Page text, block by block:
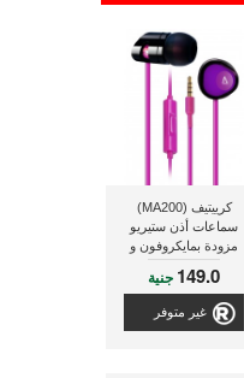
كرييتيف (MA200)
سماعات أذن ستيريو
مزودة بمايكروفون و
عازلة للضوضاء ذات لون
بنفسجى
149.0 جنية
غير متوفر